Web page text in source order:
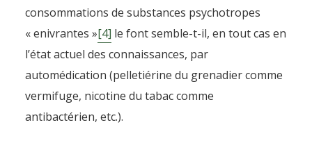
consommations de substances psychotropes
« enivrantes »[4] le font semble-t-il, en tout cas en
l’état actuel des connaissances, par
automédication (pelletiérine du grenadier comme
vermifuge, nicotine du tabac comme
antibactérien, etc.).